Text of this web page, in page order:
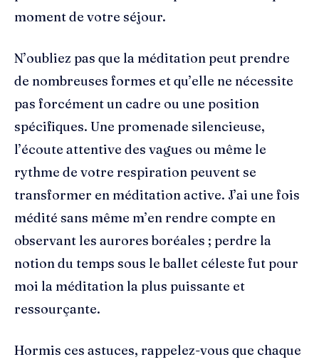
moment de votre séjour.
N’oubliez pas que la méditation peut prendre
de nombreuses formes et qu’elle ne nécessite
pas forcément un cadre ou une position
spécifiques. Une promenade silencieuse,
l’écoute attentive des vagues ou même le
rythme de votre respiration peuvent se
transformer en méditation active. J’ai une fois
médité sans même m’en rendre compte en
observant les aurores boréales ; perdre la
notion du temps sous le ballet céleste fut pour
moi la méditation la plus puissante et
ressourçante.
Hormis ces astuces, rappelez-vous que chaque